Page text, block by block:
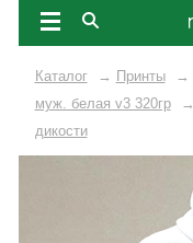
Каталог → Принты →
муж. белая v3 320гр
→
дикости